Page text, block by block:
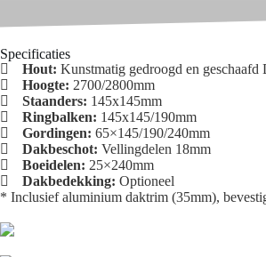
Specificaties
Hout: Kunstmatig gedroogd en geschaafd
Hoogte: 2700/2800mm
Staanders: 145x145mm
Ringbalken: 145x145/190mm
Gordingen: 65×145/190/240mm
Dakbeschot: Vellingdelen 18mm
Boeidelen: 25×240mm
Dakbedekking: Optioneel
* Inclusief aluminium daktrim (35mm),